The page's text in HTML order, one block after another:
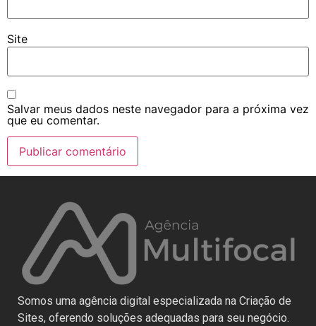
Site
Salvar meus dados neste navegador para a próxima vez
que eu comentar.
Somos uma agência digital especializada na Criação de
Sites, oferendo soluções adequadas para seu negócio.